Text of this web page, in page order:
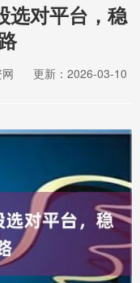
选对平台，稳
更新：2026-03-10